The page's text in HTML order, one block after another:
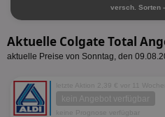
versch. Sorten
Aktuelle Colgate Total
aktuelle Preise von Sonntag, den
letzte Aktion 2,39 € vor 11 Wochen
kein Angebot verfügbar
keine Prognose verfügbar